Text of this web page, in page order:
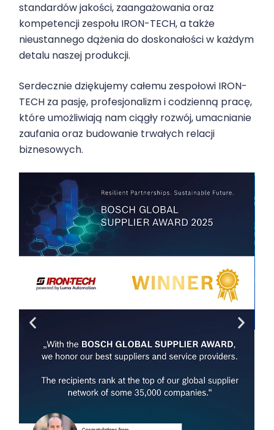
standardów jakości, zaangażowania oraz
kompetencji zespołu IRON-TECH, a także
nieustannego dążenia do doskonałości w każdym
detalu naszej produkcji.
Serdecznie dziękujemy całemu zespołowi IRON-
TECH za pasję, profesjonalizm i codzienną pracę,
które umożliwiają nam ciągły rozwój, umacnianie
zaufania oraz budowanie trwałych relacji
biznesowych.